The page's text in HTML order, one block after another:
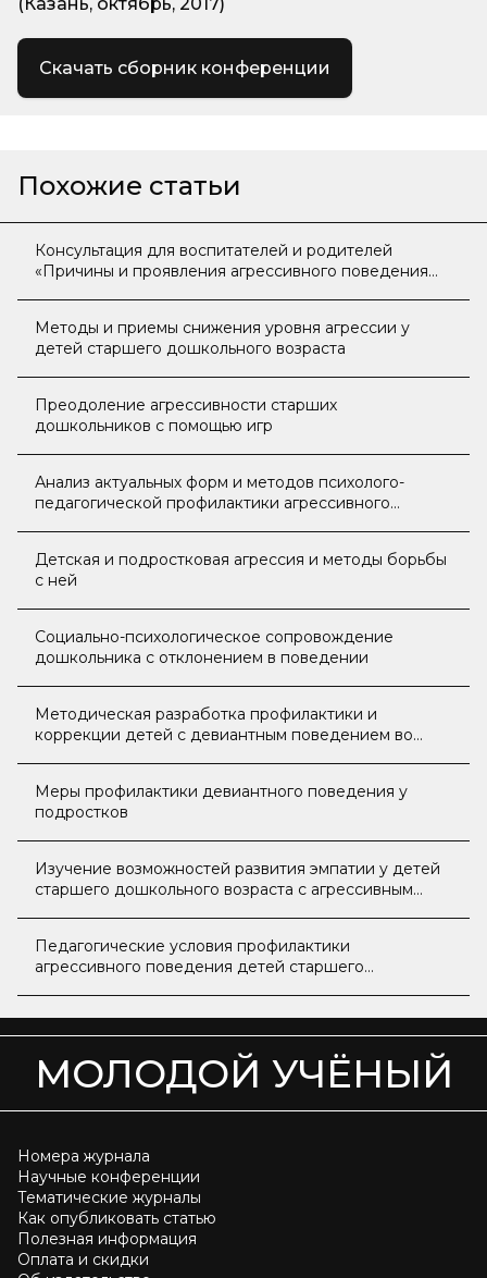
Скачать сборник конференции
Похожие статьи
Консультация для воспитателей и родителей
«Причины и проявления агрессивного поведения
Методы и приемы снижения уровня агрессии у
детей старшего дошкольного возраста
Преодоление агрессивности старших
дошкольников с помощью игр
Анализ актуальных форм и методов психолого-
педагогической профилактики агрессивного
Детская и подростковая агрессия и методы борьбы
с ней
Социально-психологическое сопровождение
дошкольника с отклонением в поведении
Методическая разработка профилактики и
коррекции детей с девиантным поведением во
Меры профилактики девиантного поведения у
подростков
Изучение возможностей развития эмпатии у детей
старшего дошкольного возраста с агрессивным
Педагогические условия профилактики
агрессивного поведения детей старшего
МОЛОДОЙ УЧЁНЫЙ
Номера журнала
Научные конференции
Тематические журналы
Как опубликовать статью
Полезная информация
Оплата и скидки